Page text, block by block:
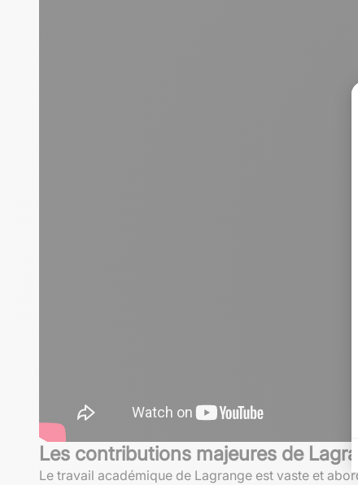
Les contributions majeures de
Le travail académique de Lagrange est vaste et